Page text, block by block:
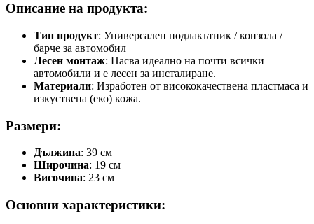
Описание на продукта:
Тип продукт: Универсален подлакътник / конзола /
барче за автомобил
Лесен монтаж: Пасва идеално на почти всички
автомобили и е лесен за инсталиране.
Материали: Изработен от висококачествена пластмаса и
изкуствена (еко) кожа.
Размери:
Дължина: 39 см
Широчина: 19 см
Височина: 23 см
Основни характеристики: